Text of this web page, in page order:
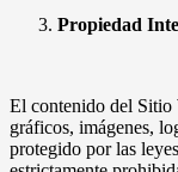
Propiedad
El contenido del Sitio
gráficos, imágenes,
protegido por las